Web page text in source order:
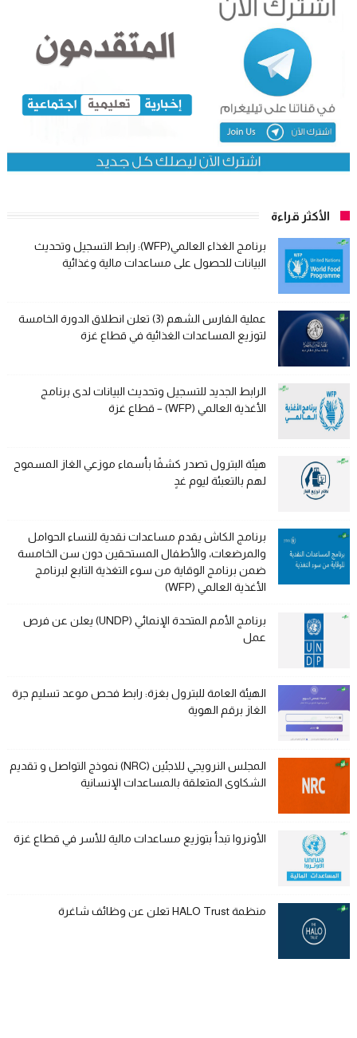
الأكثر قراءة
برنامج الغذاء العالمي(WFP): رابط التسجيل وتحديث
البيانات للحصول على مساعدات مالية وغذائية
عملية الفارس الشهم (3) تعلن انطلاق الدورة الخامسة
لتوزيع المساعدات الغذائية في قطاع غزة
الرابط الجديد للتسجيل وتحديث البيانات لدى برنامج
الأغذية العالمي (WFP) – قطاع غزة
هيئة البترول تصدر كشفًا بأسماء موزعي الغاز المسموح
لهم بالتعبئة ليوم غدٍ
برنامج الكاش يقدم مساعدات نقدية للنساء الحوامل
والمرضعات، والأطفال المستحقين دون سن الخامسة
ضمن برنامج الوقاية من سوء التغذية التابع لبرنامج
الأغذية العالمي (WFP)
برنامج الأمم المتحدة الإنمائي (UNDP) يعلن عن فرص
عمل
الهيئة العامة للبترول بغزة: رابط فحص موعد تسليم جرة
الغاز برقم الهوية
المجلس النرويجي للاجئين (NRC) نموذج التواصل و تقديم
الشكاوى المتعلقة بالمساعدات الإنسانية
الأونروا تبدأ بتوزيع مساعدات مالية للأسر في قطاع غزة
منظمة HALO Trust تعلن عن وظائف شاغرة